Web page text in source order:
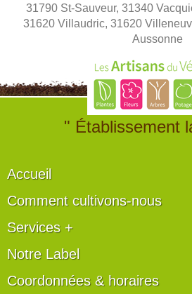
31790 St-Sauveur, 31340
31620 Villaudric, 31620
Aussonne
" Établissement
Accueil
Comment cultivons-nous
Services +
Notre Label
Coordonnées & horaires